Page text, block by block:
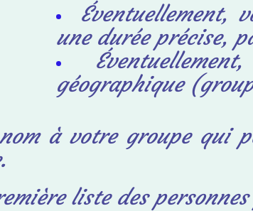
Éventuellement,
une durée précise,
géographique
à votre groupe qui
liste des